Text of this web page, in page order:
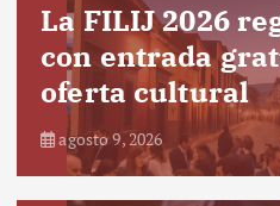
La FILIJ 2026
con entrada
oferta cultural
agosto 9, 2026